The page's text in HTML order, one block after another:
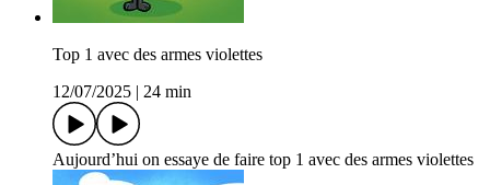
Top 1 avec des armes violettes
12/07/2025 | 24 min
Aujourd’hui on essaye de faire top 1 avec des armes violettes